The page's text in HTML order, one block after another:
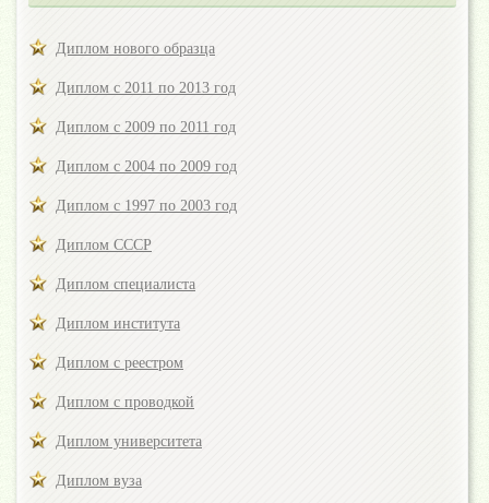
Диплом нового образца
Диплом с 2011 по 2013 год
Диплом с 2009 по 2011 год
Диплом с 2004 по 2009 год
Диплом с 1997 по 2003 год
Диплом СССР
Диплом специалиста
Диплом института
Диплом с реестром
Диплом с проводкой
Диплом университета
Диплом вуза